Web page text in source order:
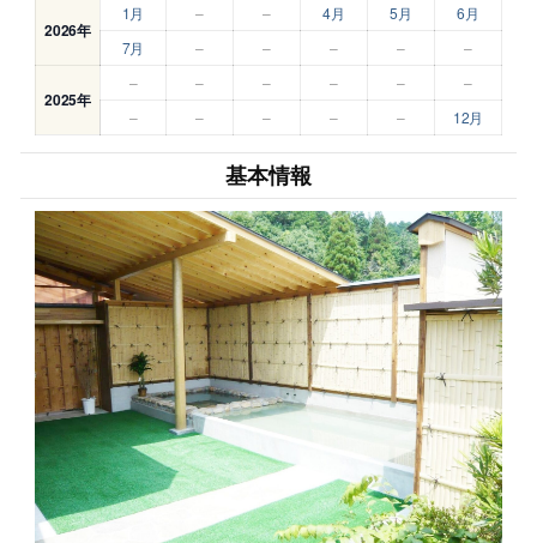
2026年
1月 – – 4月 5月
6月
7月
– – – – –
2025年
– – – – –
–
–
– – – – 12月
基本情報